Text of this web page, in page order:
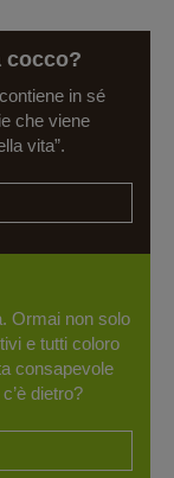
cocco?
in sé
che viene
vita”.
Ormai non solo
e tutti coloro
consapevole
dietro?